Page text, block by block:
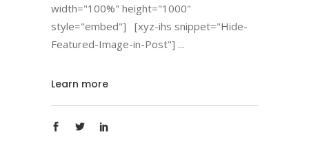
width="100%" height="1000"
style="embed"] [xyz-ihs snippet="Hide-
Featured-Image-in-Post"]
Learn more